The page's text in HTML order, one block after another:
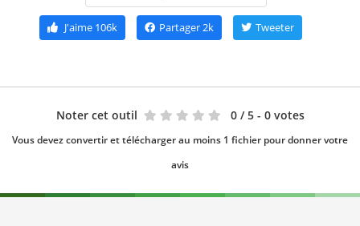
J'aime106k Partager2k Tweeter
Noter cet outil 0 / 5 - 0 votes
Vous devez convertir et télécharger au moins 1 fichier pour donner votre
avis